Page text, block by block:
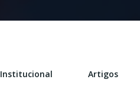
Institucional Artigos